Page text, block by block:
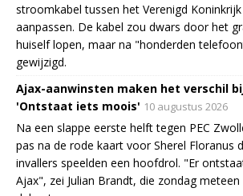
stroomkabel tussen het Verenigd
aanpassen. De kabel zou dwars door het
huiself lopen, maar na "honderden
gewijzigd.
Ajax-aanwinsten maken het verschil
'Ontstaat iets moois' 10 augustus 2026
Na een slappe eerste helft tegen PEC
pas na de rode kaart voor Sherel Floranus
invallers speelden een hoofdrol. "Er
Ajax", zei Julian Brandt, die zondag